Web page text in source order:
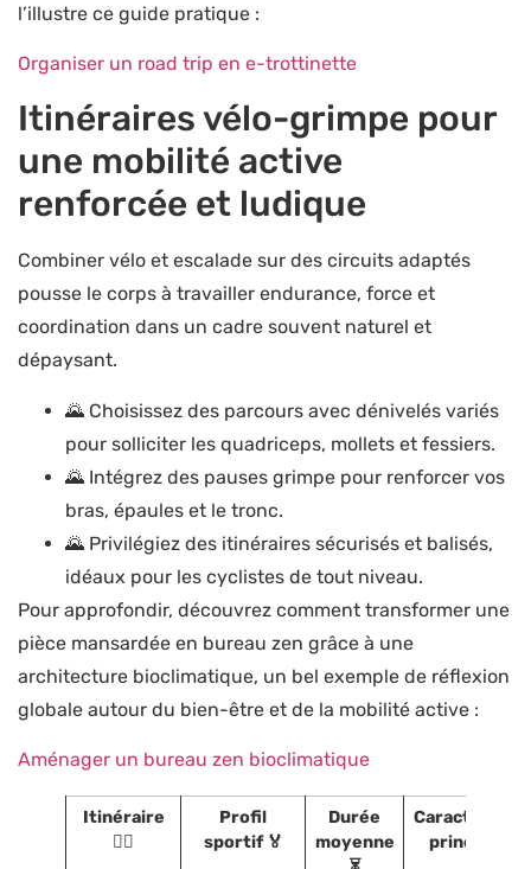
l’illustre ce guide pratique :
Organiser un road trip en e-trottinette
Itinéraires vélo-grimpe pour
une mobilité active
renforcée et ludique
Combiner vélo et escalade sur des circuits adaptés
pousse le corps à travailler endurance, force et
coordination dans un cadre souvent naturel et
dépaysant.
🌄 Choisissez des parcours avec dénivelés variés
pour solliciter les quadriceps, mollets et fessiers.
🌄 Intégrez des pauses grimpe pour renforcer vos
bras, épaules et le tronc.
🌄 Privilégiez des itinéraires sécurisés et balisés,
idéaux pour les cyclistes de tout niveau.
Pour approfondir, découvrez comment transformer une
pièce mansardée en bureau zen grâce à une
architecture bioclimatique, un bel exemple de réflexion
globale autour du bien-être et de la mobilité active :
Aménager un bureau zen bioclimatique
Itinéraire
🚵‍♀️
Profil
sportif 🏅
Durée
moyenne
principales